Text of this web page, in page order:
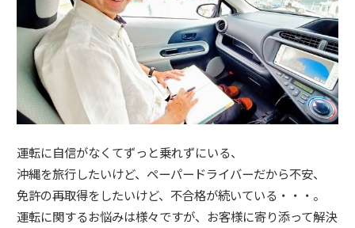
運転に自信がなくてずっと乗れずにいる、
沖縄を旅行したいけど、ペーパードライバーだから不安、
免許の再取得をしたいけど、不合格が続いている・・・。
運転に関するお悩みは様々ですが、お客様に寄り添って解決